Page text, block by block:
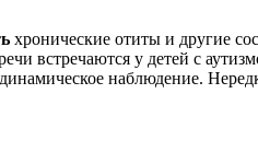
хронические отиты и другие
встречаются у детей с
наблюдение.